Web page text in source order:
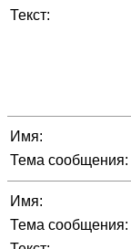
Текст:
Имя:
Тема сообщения:
Имя:
Тема сообщения: